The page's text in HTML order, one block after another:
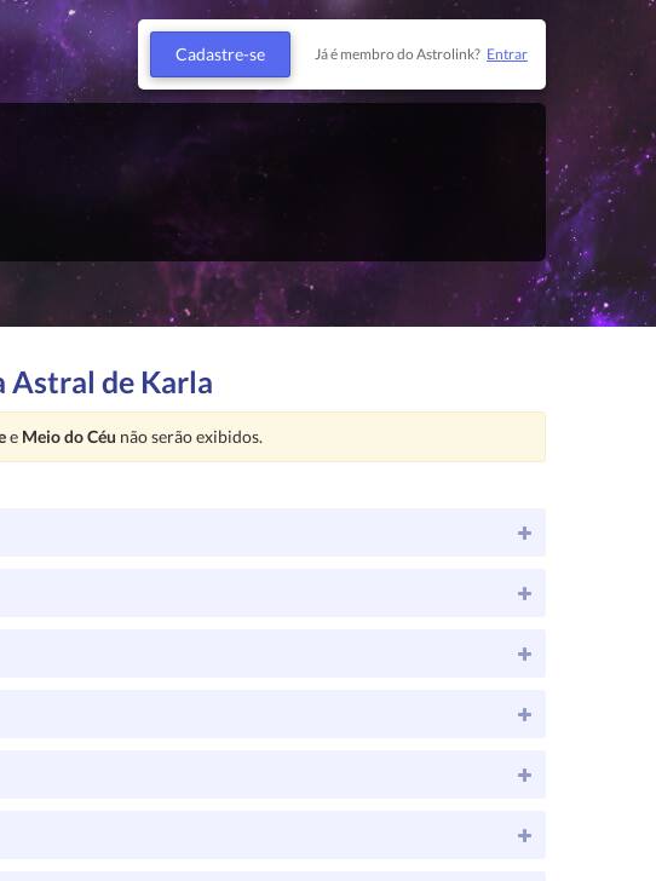
Cadastre-se Já é membro do Astrolink? Entrar
Astral de Karla
e Meio do Céu não serão exibidos.